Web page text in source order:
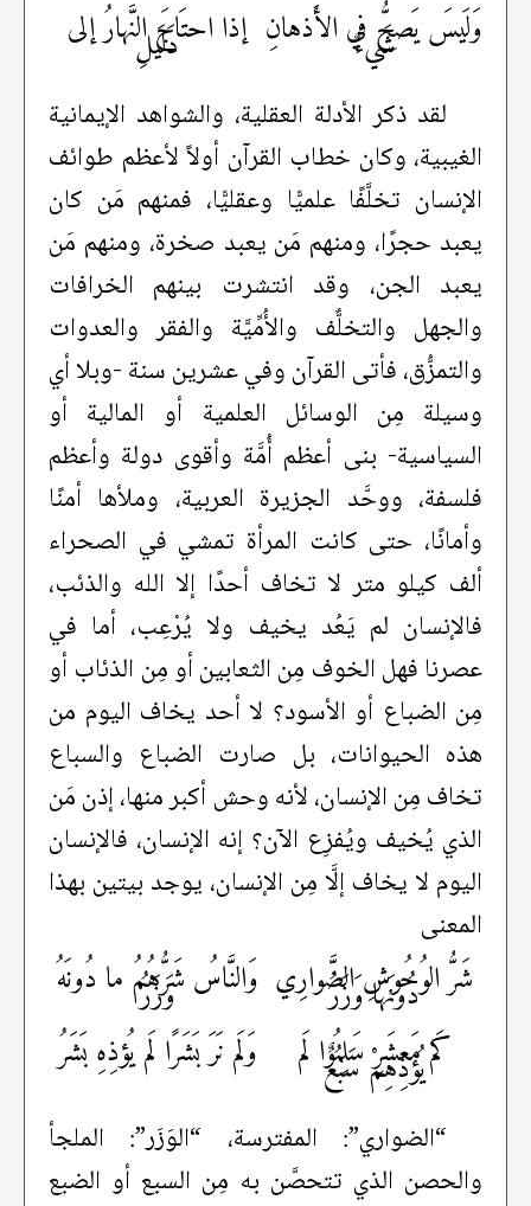
وَلَيسَ يَصحُّ في الأَذهانِ
شَيءٌ إذا احتَاجَ النَّهارُ إلى
دَلَيلِ
لقد ذكر الأدلة العقلية، والشواهد الإيمانية
الغيبية، وكان خطاب القرآن أولاً لأعظم طوائف
الإنسان تخلَّفًا علميًّا وعقليًّا، فمنهم مَن كان
يعبد حجرًا، ومنهم مَن يعبد صخرة، ومنهم مَن
يعبد الجن، وقد انتشرت بينهم الخرافات
والجهل والتخلٌّف والأُمِّيَّة والفقر والعدوات
والتمزُّق، فأتى القرآن وفي عشرين سنة -وبلا أي
وسيلة مِن الوسائل العلمية أو المالية أو
السياسية- بنى أعظم أُمَّة وأقوى دولة وأعظم
فلسفة، ووحَّد الجزيرة العربية، وملأها أمنًا
وأمانًا، حتى كانت المرأة تمشي في الصحراء
ألف كيلو متر لا تخاف أحدًا إلا الله والذئب،
فالإنسان لم يَعُد يخيف ولا يُرْعِب، أما في
عصرنا فهل الخوف مِن الثعابين أو مِن الذئاب أو
مِن الضباع أو الأسود؟ لا أحد يخاف اليوم من
هذه الحيوانات، بل صارت الضباع والسباع
تخاف مِن الإنسان، لأنه وحش أكبر منها، إذن مَن
الذي يُخيف ويُفزِع الآن؟ إنه الإنسان، فالإنسان
اليوم لا يخاف إلَّا مِن الإنسان، يوجد بيتين بهذا
المعنى
شَرُّ الوُحُوشِ الضَّوارِي
دُونَها وَزَرُ وَالنَّاسُ شَرُّهُمُ ما دُونَهُ
وَزَرُ
كَم مَعشَرٍ سَلِمُوا لَم
يُؤذِهِمْ سَبُعٌ وَلَم نَرَ بَشَرًا لَم يُؤذِهِ بَشَرُ
“الضواري”: المفترسة، “الوَزَر”: الملجأ
والحصن الذي تتحصَّن به مِن السبع أو الضبع